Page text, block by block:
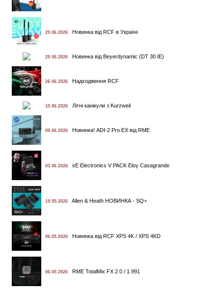
29.06.2026 Новинка від RCF в Україні
29.06.2026 Новинка від Beyerdynamic (DT 30 IE)
26.06.2026 Надходження RCF
10.06.2026 Літні канікули з Kurzweil
09.06.2026 Новинка! ADI-2 Pro EX від RME
03.06.2026 sE Electronics V PACK Eloy Casagrande
19.05.2026 Allen & Heath НОВИНКА - SQ+
06.05.2026 Новинка від RCF XPS 4K / XPS 4KD
06.05.2026 RME TotalMix FX 2.0 / 1.991